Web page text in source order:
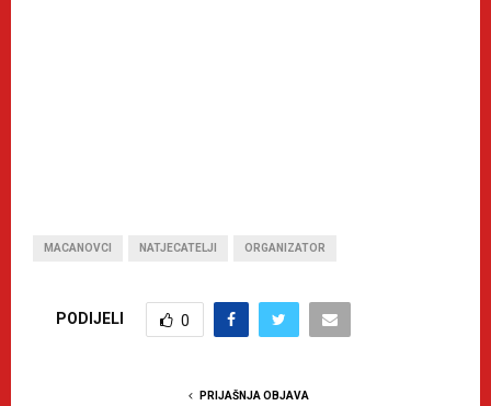
MACANOVCI NATJECATELJI ORGANIZATOR
PODIJELI 0
PRIJAŠNJA OBJAVA